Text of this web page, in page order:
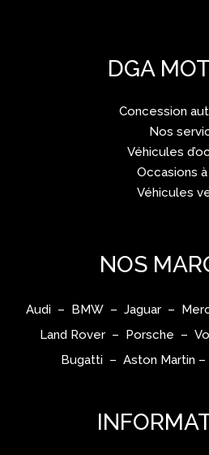
DGA
Concession
Nos
Véhicules
Occasions
Véhicules
NOS
Audi – BMW – Jaguar –
Land Rover – Porsche –
Bugatti – Aston Martin